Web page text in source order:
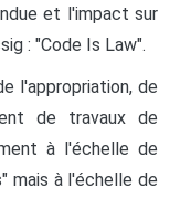
et l'impact sur
: "Code Is Law".
l'appropriation, de
de travaux de
à l'échelle de
mais à l'échelle de